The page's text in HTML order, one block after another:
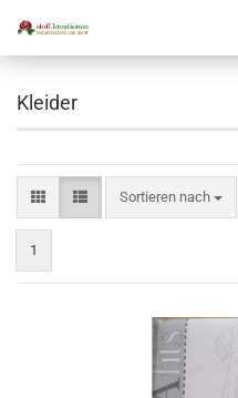
Kleider
Sortieren nach
Sortieren nach
1